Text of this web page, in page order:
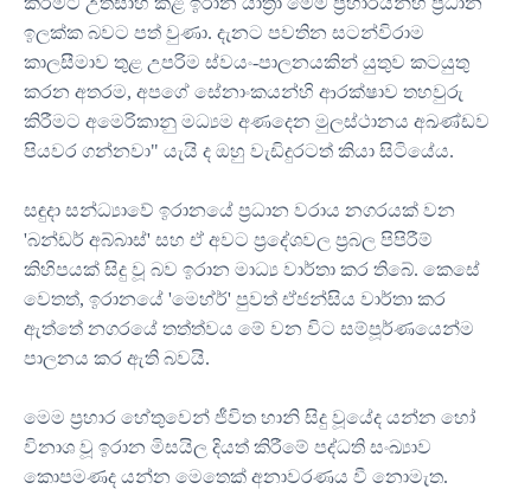
ඉලක්ක බවට පත් වුණා. දැනට පවතින සටන්විරාම
කාලසීමාව තුළ උපරිම ස්වයං-පාලනයකින් යුතුව කටයුතු
කරන අතරම, අපගේ සේනාංකයන්හි ආරක්ෂාව තහවුරු
කිරීමට අමෙරිකානු මධ්‍යම අණදෙන මුලස්ථානය අඛණ්ඩව
පියවර ගන්නවා" යැයි ද ඔහු වැඩිදුරටත් කියා සිටියේය.
සඳුදා සන්ධ්‍යාවේ ඉරානයේ ප්‍රධාන වරාය නගරයක් වන
'බන්ඩර් අබ්බාස්' සහ ඒ අවට ප්‍රදේශවල ප්‍රබල පිපිරීම්
කිහිපයක් සිදු වූ බව ඉරාන මාධ්‍ය වාර්තා කර තිබේ. කෙසේ
වෙතත්, ඉරානයේ 'මෙහ්ර්' පුවත් ඒජන්සිය වාර්තා කර
ඇත්තේ නගරයේ තත්ත්වය මේ වන විට සම්පූර්ණයෙන්ම
පාලනය කර ඇති බවයි.
මෙම ප්‍රහාර හේතුවෙන් ජීවිත හානි සිදු වූයේද යන්න හෝ
විනාශ වූ ඉරාන මිසයිල දියත් කිරීමේ පද්ධති සංඛ්‍යාව
කොපමණද යන්න මෙතෙක් අනාවරණය වී නොමැත.